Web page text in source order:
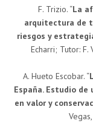
F. Trizio. “La
arquitectura de
riesgos y
Echarri; Tutor: F.
A. Hueto Escobar. “
España. Estudio
en valor y